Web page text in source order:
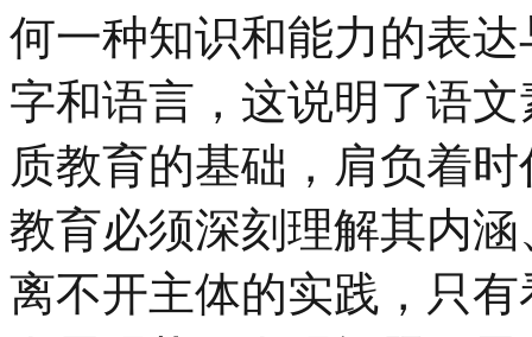
何一种知识和能力的表
字和语言，这说明了语
质教育的基础，肩负着
教育必须深刻理解其内
离不开主体的实践，只